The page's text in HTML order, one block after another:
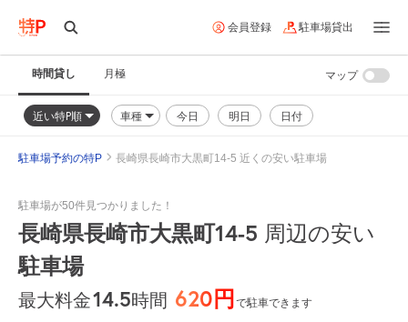
会員登録 駐車場貸出
時間貸し 月極
近い特P順 車種 今日 明日 日付
マップ
駐車場予約の特P 長崎県長崎市大黒町14-5 近くの安い駐車場
駐車場が50件見つかりました！
長崎県長崎市大黒町14-5 周辺の安い
駐車場
最大料金14.5時間 620円で駐車できます